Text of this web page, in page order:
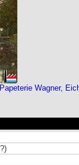
Wagner,